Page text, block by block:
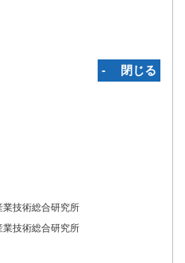
‐ 閉じる
業技術総合研究所
業技術総合研究所